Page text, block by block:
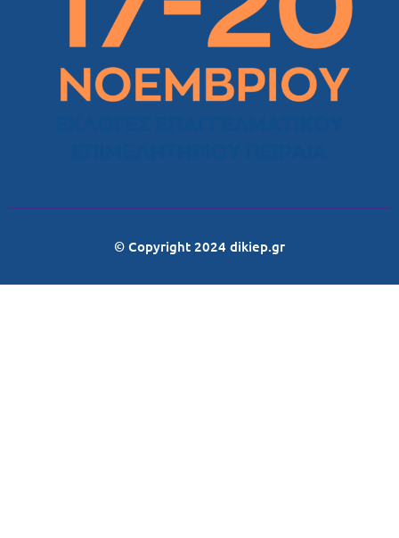
© Copyright 2024 dikiep.gr